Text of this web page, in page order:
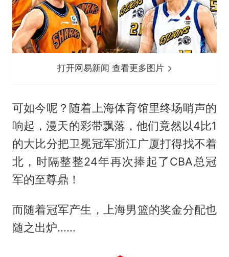
打开网易新闻 查看更多图片
可如今呢？随着上海体育馆里终场哨声的
响起，漫天的彩带飘落，他们竟然以4比1
的大比分把卫冕冠军浙江广厦打得找不着
北，时隔整整24年再次捧起了CBA总冠
军的至尊鼎！
而随着冠军产生，上海男篮的奖金分配也
随之出炉......